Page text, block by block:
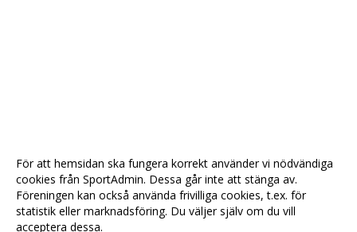
För att hemsidan ska fungera korrekt använder vi nödvändiga
cookies från SportAdmin. Dessa går inte att stänga av.
Föreningen kan också använda frivilliga cookies, t.ex. för
statistik eller marknadsföring. Du väljer själv om du vill
acceptera dessa.